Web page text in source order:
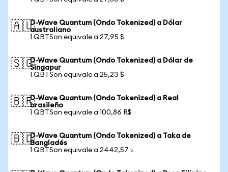
🇦🇺D-Wave Quantum (Ondo Tokenized) a Dólar
australiano
1 QBTSon equivale a 27,95 $
🇸🇬D-Wave Quantum (Ondo Tokenized) a Dólar de
Singapur
1 QBTSon equivale a 25,23 $
🇧🇷D-Wave Quantum (Ondo Tokenized) a Real
brasileño
1 QBTSon equivale a 100,86 R$
🇧🇩D-Wave Quantum (Ondo Tokenized) a Taka de
Bangladés
1 QBTSon equivale a 2442,57 ৳